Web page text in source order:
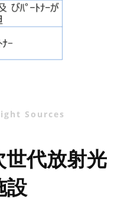
Sources
代放射光
設